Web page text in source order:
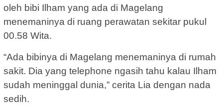
oleh bibi Ilham yang ada di Magelang
menemaninya di ruang perawatan sekitar pukul
00.58 Wita.
“Ada bibinya di Magelang menemaninya di rumah
sakit. Dia yang telephone ngasih tahu kalau Ilham
sudah meninggal dunia,” cerita Lia dengan nada
sedih.